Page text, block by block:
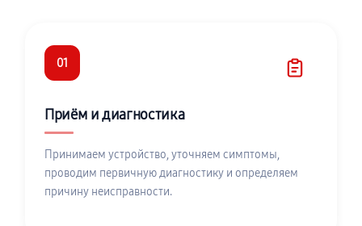
01
Приём и диагностика
Принимаем устройство, уточняем симптомы,
проводим первичную диагностику и определяем
причину неисправности.